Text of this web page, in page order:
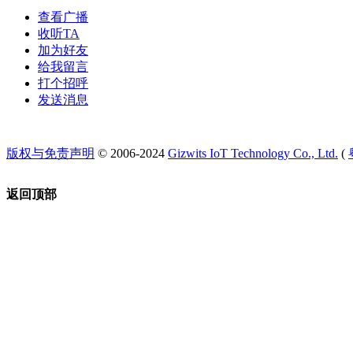
查看广播
收听TA
加为好友
给我留言
打个招呼
发送消息
版权与免责声明 © 2006-2024 Gizwits IoT Technology Co., Ltd. (
返回顶部